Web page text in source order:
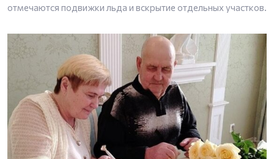
отмечаются подвижки льда и вскрытие отдельных участков.